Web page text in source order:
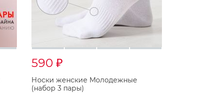
590 ₽
Носки женские Молодежные
(набор 3 пары)